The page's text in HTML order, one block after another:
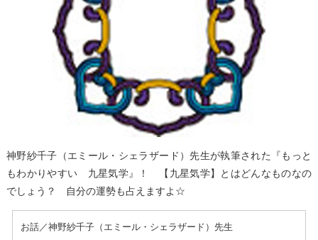
神野紗千子（エミール・シェラザード）先生が執筆された『もっと
もわかりやすい 九星気学』！ 【九星気学】とはどんなものなの
でしょう？ 自分の運勢も占えますよ☆
お話／神野紗千子（エミール・シェラザード）先生